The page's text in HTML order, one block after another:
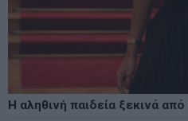
Η αληθινή παιδεία ξεκινά